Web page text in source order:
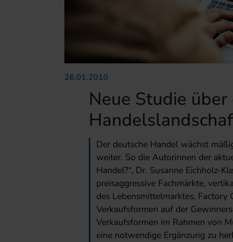
26.01.2010
Neue Studie
Der deutsche Handel wächst
weiter. So die Autorinnen der
Handel?“, Dr. Susanne Eichholz-
preisaggressive Fachmärkte,
des Lebensmittelmarktes, Factory
Verkaufsformen auf der
Verkaufsformen im Rahmen von
eine notwendige Ergänzung zu